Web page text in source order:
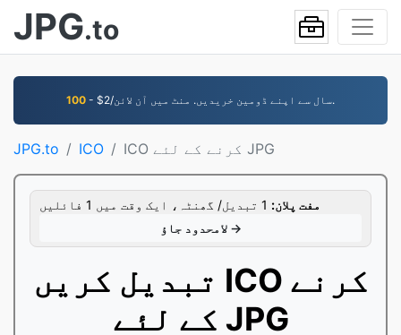
JPG.to
100 - $2/سال سے اپنے ڈومین خریدیں. منٹ میں آن لائن.
JPG.to ICO ICO کرنے کے لئے JPG
مفت پلان:
لامحدود جاؤ →
تبدیل کریں ICO کرنے
کے لئے JPG